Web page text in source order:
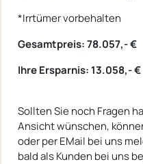
*Irrtümer vorbehalten
Gesamtpreis: 78.057,- €
Ihre Ersparnis: 13.058,- €
Sollten Sie noch Fragen
Ansicht wünschen,
oder per EMail bei uns
bald als Kunden bei uns